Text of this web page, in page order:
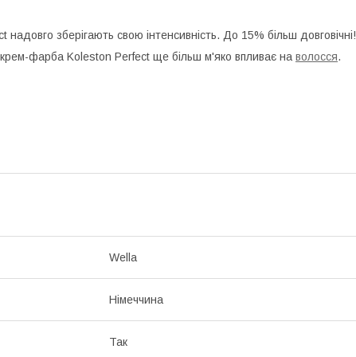
надовго зберігають свою інтенсивність. До 15% більш довговічні!
фарба Koleston Perfect ще більш м'яко впливає на волосся.
Wella
Німеччина
Так